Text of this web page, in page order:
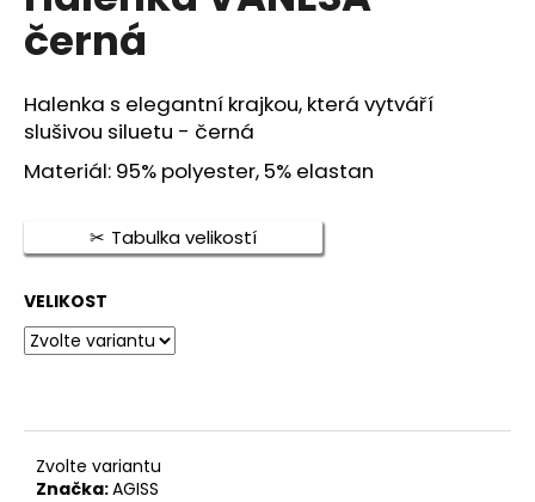
0,0
z
hvězdiček.
černá
Halenka s elegantní krajkou, která vytváří
slušivou siluetu - černá
Materiál: 95% polyester, 5% elastan
Tabulka velikostí
VELIKOST
Zvolte variantu
Značka:AGISS
a
j
í
t
?
p
o